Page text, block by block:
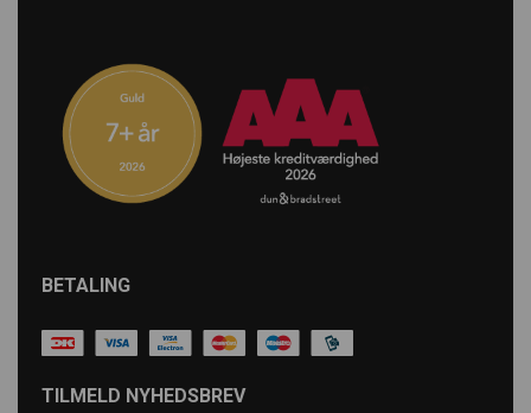
BETALING
TILMELD NYHEDSBREV